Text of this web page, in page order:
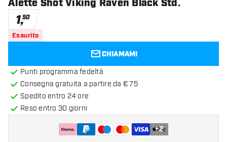
Alette Shot Viking Raven Black Std.
1,50
Esaurito
CHIAMAMI
Punti programma fedeltà
Consegna gratuita a partire da € 75
Spedito entro 24 ore
Reso entro 30 giorni
+2